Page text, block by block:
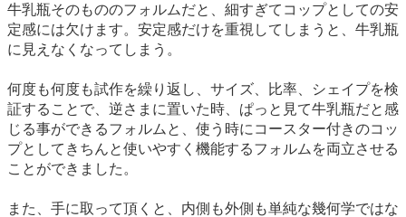
牛乳瓶そのもののフォルムだと、細すぎてコップとしての安
定感には欠けます。安定感だけを重視してしまうと、牛乳瓶
に見えなくなってしまう。
何度も何度も試作を繰り返し、サイズ、比率、シェイプを検
証することで、逆さまに置いた時、ぱっと見て牛乳瓶だと感
じる事ができるフォルムと、使う時にコースター付きのコッ
プとしてきちんと使いやすく機能するフォルムを両立させる
ことができました。
また、手に取って頂くと、内側も外側も単純な幾何学ではな